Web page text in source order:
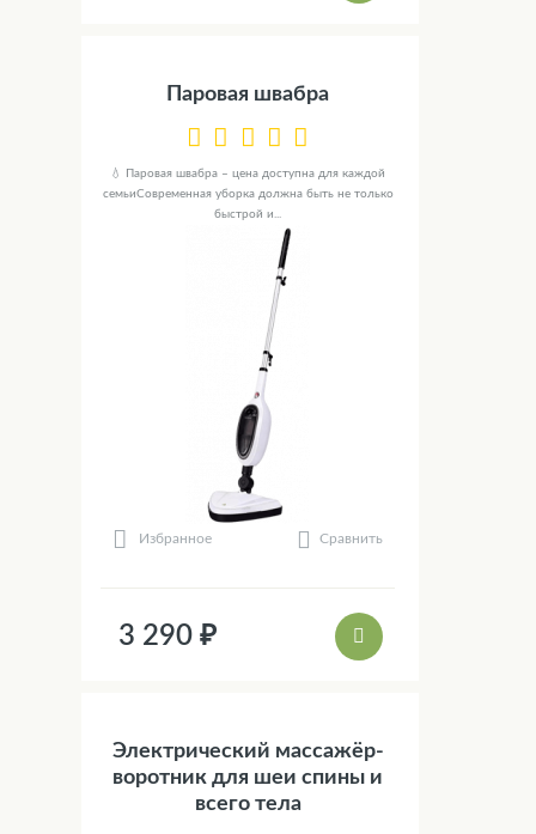
Паровая швабра
💧 Паровая швабра – цена доступна для каждой
семьиСовременная уборка должна быть не только
быстрой и...
Избранное Сравнить
3 290 ₽
Электрический массажёр-
воротник для шеи спины и
всего тела